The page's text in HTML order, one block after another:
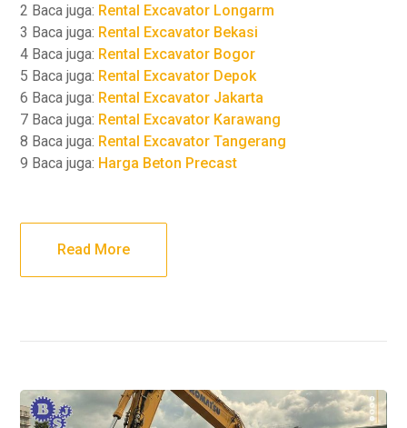
2 Baca juga: Rental Excavator Longarm
3 Baca juga: Rental Excavator Bekasi
4 Baca juga: Rental Excavator Bogor
5 Baca juga: Rental Excavator Depok
6 Baca juga: Rental Excavator Jakarta
7 Baca juga: Rental Excavator Karawang
8 Baca juga: Rental Excavator Tangerang
9 Baca juga: Harga Beton Precast
Read More